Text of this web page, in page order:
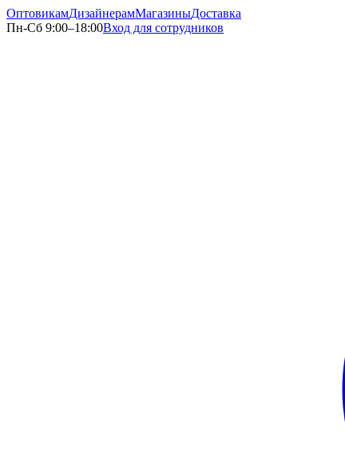
ОптовикамДизайнерамМагазиныДоставка
Пн-Сб 9:00–18:00Вход для сотрудников